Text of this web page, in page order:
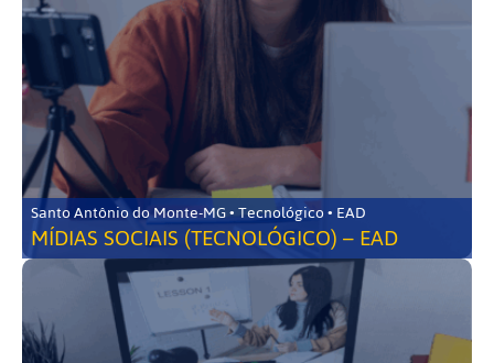
Santo Antônio do Monte-MG • Tecnológico • EAD
MÍDIAS SOCIAIS (TECNOLÓGICO) – EAD